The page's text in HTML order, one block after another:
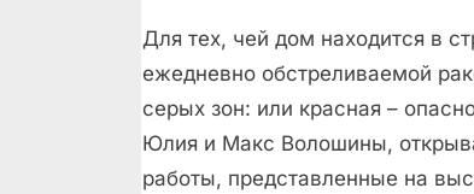
Для тех, чей дом находится в
ежедневно обстреливаемой
серых зон: или красная –
Юлия и Макс Волошины,
работы, представленные на